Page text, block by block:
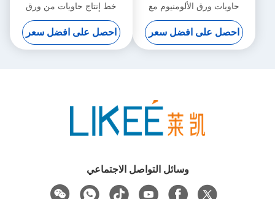
حاويات ورق الألومنيوم مع
0.8MPa ضغط الهواء المتطلب
احصل على افضل سعر
خط إنتاج حاويات من ورق
الألومنيوم
احصل على افضل سعر
وسائل التواصل الاجتماعي